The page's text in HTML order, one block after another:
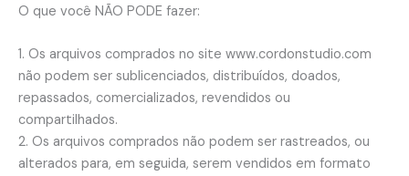
O que você NÃO PODE fazer:
1. Os arquivos comprados no site www.cordonstudio.com
não podem ser sublicenciados, distribuídos, doados,
repassados, comercializados, revendidos ou
compartilhados.
2. Os arquivos comprados não podem ser rastreados, ou
alterados para, em seguida, serem vendidos em formato